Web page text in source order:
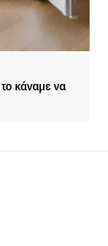
κάναμε να